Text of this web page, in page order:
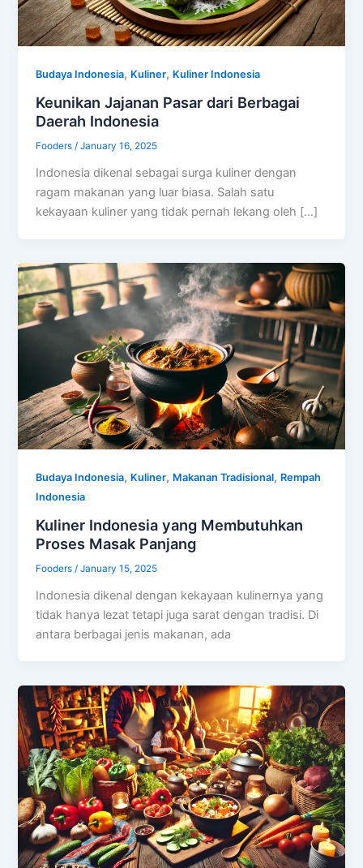
Budaya Indonesia, Kuliner, Kuliner Indonesia
Keunikan Jajanan Pasar dari Berbagai
Daerah Indonesia
Fooders/January 16, 2025
Indonesia dikenal sebagai surga kuliner dengan
ragam makanan yang luar biasa. Salah satu
kekayaan kuliner yang tidak pernah lekang oleh […]
Budaya Indonesia, Kuliner, Makanan Tradisional, Rempah
Indonesia
Kuliner Indonesia yang Membutuhkan
Proses Masak Panjang
Fooders /January 15, 2025
Indonesia dikenal dengan kekayaan kulinernya yang
tidak hanya lezat tetapi juga sarat dengan tradisi. Di
antara berbagai jenis makanan, ada